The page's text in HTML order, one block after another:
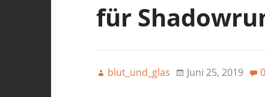
für
blut_und_glas Juni 25, 2019 0